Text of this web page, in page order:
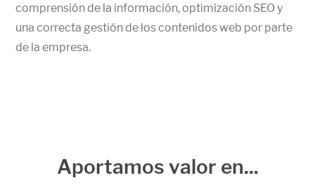
comprensión de la información, optimización SEO y
una correcta gestión de los contenidos web por parte
de la empresa.
Aportamos valor en...